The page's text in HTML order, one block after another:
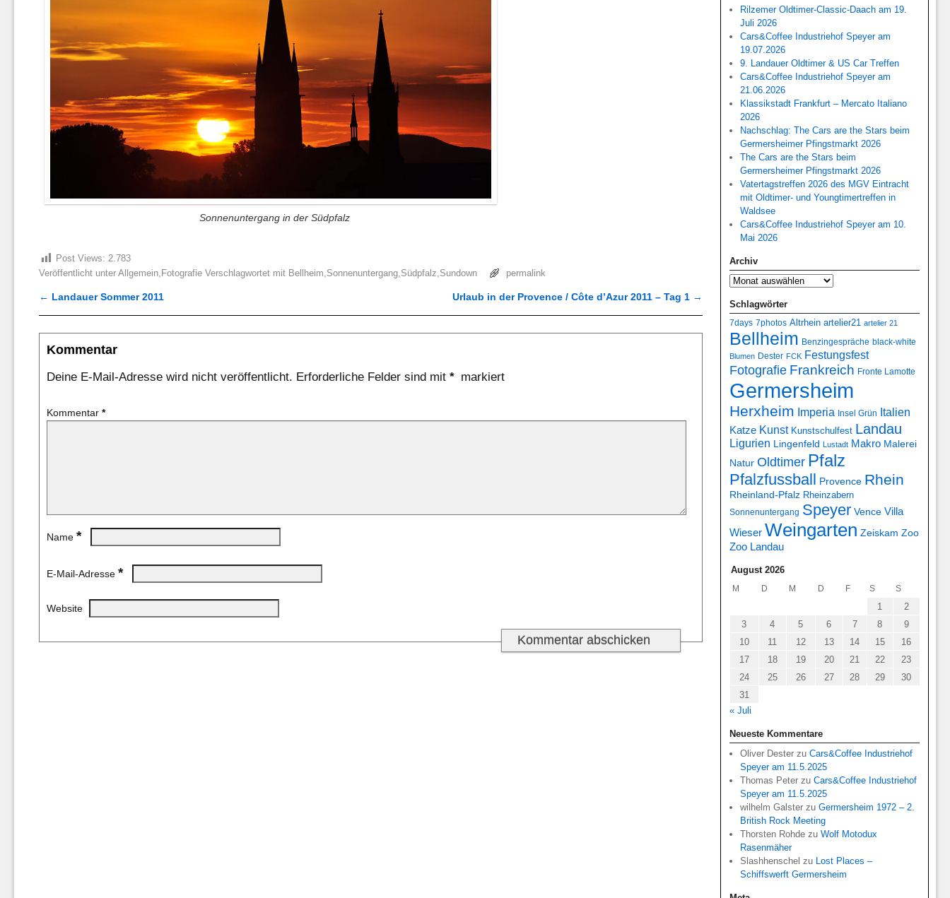
Sonnenuntergang in der Südpfalz
Post Views: 2.783
Veröffentlicht unter Allgemein Fotografie Verschlagwortet mit Bellheim Sonnenuntergang Südpfalz Sundown permalink
Artikelnavigation
← Landauer Sommer 2011 Urlaub in der Provence / Côte d’Azur 2011 – Tag 1 →
Kommentar
Deine E-Mail-Adresse wird nicht veröffentlicht. Erforderliche Felder sind mit * markiert
Kommentar *
Name *
E-Mail-Adresse *
Website
Rilzemer Oldtimer-Classic-Daach am 19.
Juli 2026
Cars&Coffee Industriehof Speyer am
19.07.2026
9. Landauer Oldtimer & US Car Treffen
Cars&Coffee Industriehof Speyer am
21.06.2026
Klassikstadt Frankfurt – Mercato Italiano
2026
Nachschlag: The Cars are the Stars beim
Germersheimer Pfingstmarkt 2026
The Cars are the Stars beim
Germersheimer Pfingstmarkt 2026
Vatertagstreffen 2026 des MGV Eintracht
mit Oldtimer- und Youngtimertreffen in
Waldsee
Cars&Coffee Industriehof Speyer am 10.
Mai 2026
Archiv
Schlagwörter
7days 7photos Altrhein artelier21 artelier 21
Bellheim Benzingespräche black-white
Blumen Dester FCK Festungsfest
Fotografie Frankreich Fronte Lamotte
Germersheim
Herxheim Imperia Insel Grün Italien
Katze Kunst Kunstschulfest Landau
Ligurien Lingenfeld Lustadt Makro Malerei
Natur Oldtimer Pfalz
Pfalzfussball Provence Rhein
Rheinland-Pfalz Rheinzabern
Sonnenuntergang Speyer Vence Villa
Wieser Weingarten Zeiskam Zoo
Zoo Landau
August 2026
M D M D F S S
1
2
3
4 5 6 7 8
9
10
11 12 13 14 15
16
17
18 19 20 21 22
23
24
25 26 27 28 29
30
31
« Juli
Neueste Kommentare
Oliver Dester zuCars&Coffee Industriehof
Speyer am 11.5.2025
Thomas Peter zuCars&Coffee Industriehof
Speyer am 11.5.2025
wilhelm Galster zuGermersheim 1972 – 2.
British Rock Meeting
Thorsten Rohde zuWolf Motodux
Rasenmäher
Slashhenschel zu Lost Places –
Schiffswerft Germersheim